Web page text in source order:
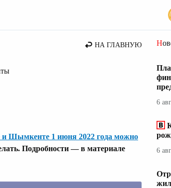
НА ГЛАВНУЮ
Шымкенте 1 июня 2022 года можно
Подробности — в материале
6
6